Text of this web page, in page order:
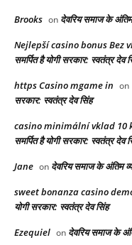
Brooks on देवरिय समाज के अंतिम
Nejlepší casino bonus Bez
समर्पित है योगी सरकार: स्वतंत्र देव
https Casino mgame in on
सरकार: स्वतंत्र देव सिंह
casino minimální vklad 10
समर्पित है योगी सरकार: स्वतंत्र देव
Jane on देवरिय समाज के अंतिम
sweet bonanza casino
योगी सरकार: स्वतंत्र देव सिंह
Ezequiel on देवरिय समाज के